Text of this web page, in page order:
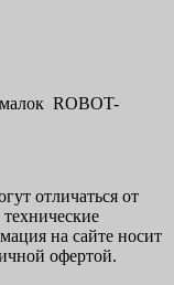
ROBOT-
отличаться от
на сайте носит
офертой.